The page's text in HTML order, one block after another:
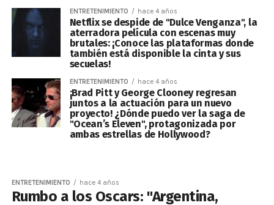
ENTRETENIMIENTO hace 4 años
Netflix se despide de "Dulce Venganza", la
aterradora película con escenas muy
brutales: ¡Conoce las plataformas donde
también está disponible la cinta y sus
secuelas!
ENTRETENIMIENTO hace 4 años
¡Brad Pitt y George Clooney regresan
juntos a la actuación para un nuevo
proyecto! ¿Dónde puedo ver la saga de
"Ocean’s Eleven", protagonizada por
ambas estrellas de Hollywood?
ENTRETENIMIENTO hace 4 años
Rumbo a los Oscars: "Argentina,